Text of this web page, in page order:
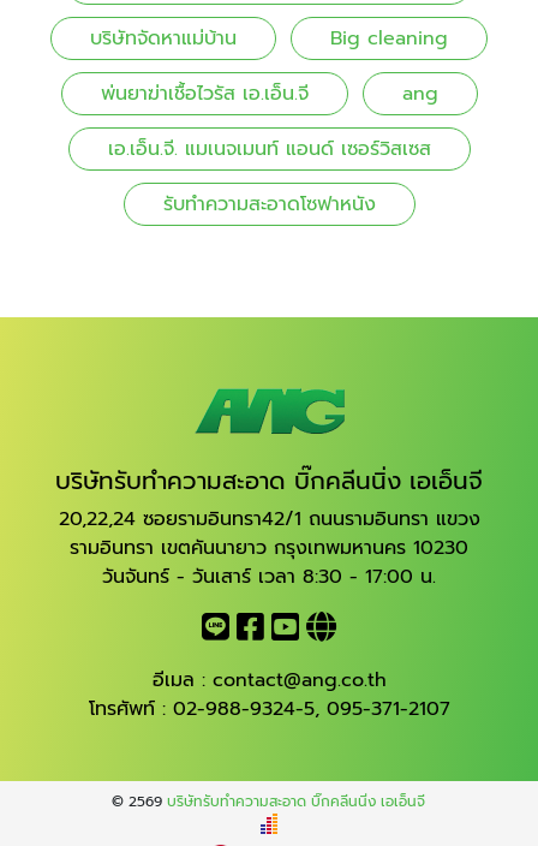
บริษัทจัดหาแม่บ้าน
Big cleaning
พ่นยาฆ่าเชื้อไวรัส เอ.เอ็น.จี
ang
เอ.เอ็น.จี. แมเนจเมนท์ แอนด์ เซอร์วิสเซส
รับทําความสะอาดโซฟาหนัง
บริษัทรับทำความสะอาด บิ๊กคลีนนิ่ง เอเอ็นจี
20,22,24 ซอยรามอินทรา42/1 ถนนรามอินทรา แขวง
รามอินทรา เขตคันนายาว กรุงเทพมหานคร 10230
วันจันทร์ - วันเสาร์ เวลา 8:30 - 17:00 น.
อีเมล : contact@ang.co.th
โทรศัพท์ : 02-988-9324-5, 095-371-2107
© 2569บริษัทรับทำความสะอาด บิ๊กคลีนนิ่ง เอเอ็นจี